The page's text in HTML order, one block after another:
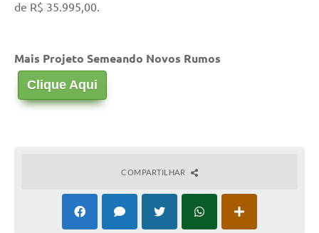
de R$ 35.995,00.
Mais Projeto Semeando Novos Rumos
Clique Aqui
COMPARTILHAR